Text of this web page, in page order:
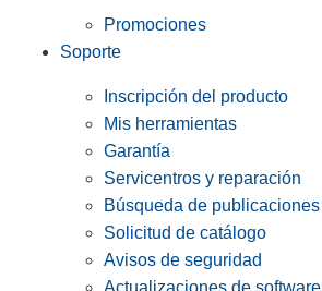
Promociones
Soporte
Inscripción del producto
Mis herramientas
Garantía
Servicentros y reparación
Búsqueda de publicaciones
Solicitud de catálogo
Avisos de seguridad